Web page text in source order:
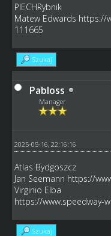
PIECHRybnik
Matew Edwards https://
111665
Szukaj
Pabloss
Manager
2025-05-16, 22:16:16
Atlas Bydgoszcz
Jan Seemann https://
Virginio Elba
https://www.speedway-
Szukaj